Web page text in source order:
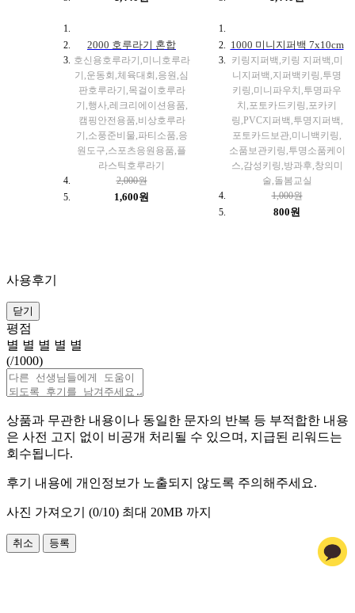
2000 호루라기 혼합
호신용호루라기,미니호루라
기,운동회,체육대회,응원,심
판호루라기,목걸이호루라
기,행사,레크리에이션용품,
캠핑안전용품,비상호루라
기,소풍준비물,파티소품,응
원도구,스포츠응원용품,플
라스틱호루라기
2,000원
1,600원
1000 미니지퍼백 7x10cm
키링지퍼백,키링 지퍼백,미
니지퍼백,지퍼백키링,투명
키링,미니파우치,투명파우
치,포토카드키링,포카키
링,PVC지퍼백,투명지퍼백,
포토카드보관,미니백키링,
소품보관키링,투명소품케이
스,감성키링,방과후,창의미
술,돌봄교실
1,000원
800원
사용후기
닫기
평점
별 별 별 별 별
(/1000)
상품과 무관한 내용이나 동일한 문자의 반복 등 부적합한 내용
은 사전 고지 없이 비공개 처리될 수 있으며, 지급된 리워드는
회수됩니다.
후기 내용에 개인정보가 노출되지 않도록 주의해주세요.
사진 가져오기 (0/10) 최대 20MB 까지
취소 등록